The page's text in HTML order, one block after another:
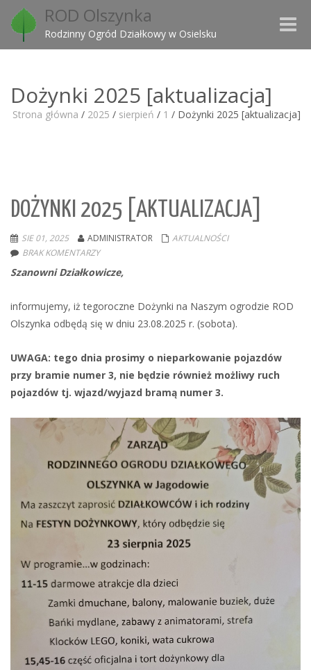
ROD Olszynka
Rodzinny Ogród Działkowy w Osielsku
Toggle
Dożynki 2025 [aktualizacja]
Strona główna / 2025 / sierpień / 1 / Dożynki 2025 [aktualizacja]
DOŻYNKI 2025 [AKTUALIZACJA]
SIE 01, 2025 ADMINISTRATOR
AKTUALNOŚCI
BRAK KOMENTARZY
Szanowni Działkowicze,
informujemy, iż tegoroczne Dożynki na Naszym ogrodzie ROD
Olszynka odbędą się w dniu 23.08.2025 r. (sobota).
UWAGA: tego dnia prosimy o nieparkowanie pojazdów
przy bramie numer 3, nie będzie również możliwy ruch
pojazdów tj. wjazd/wyjazd bramą numer 3.